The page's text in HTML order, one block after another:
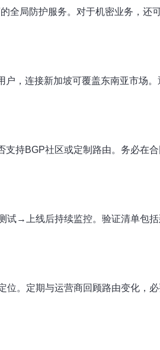
全局防护服务。对于机密业务，还
，连接新加坡可覆盖东南亚市场
持BGP社区或定制路由。务必在
→上线后持续监控。验证清单包括
。定期与运营商回顾路由变化，